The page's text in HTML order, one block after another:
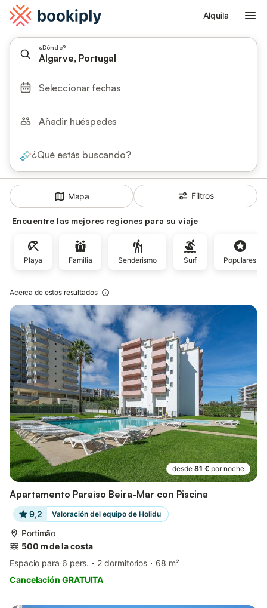
Alquila
¿Dónde?
Algarve, Portugal
Seleccionar fechas
Añadir huéspedes
¿Qué estás buscando?
Mapa Filtros
Encuentre las mejores regiones para su viaje
Playa Familia Senderismo Surf Populares
Acerca de estos resultados
desde 81 € por noche
Apartamento Paraíso Beira-Mar con Piscina
9,2 Valoración del equipo de Holidu
Portimão
500 m de la costa
Espacio para 6 pers.
2 dormitorios
68 m²
Cancelación GRATUITA